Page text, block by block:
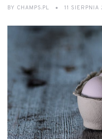
BY CHAMPS.PL 11 SIERPNIA